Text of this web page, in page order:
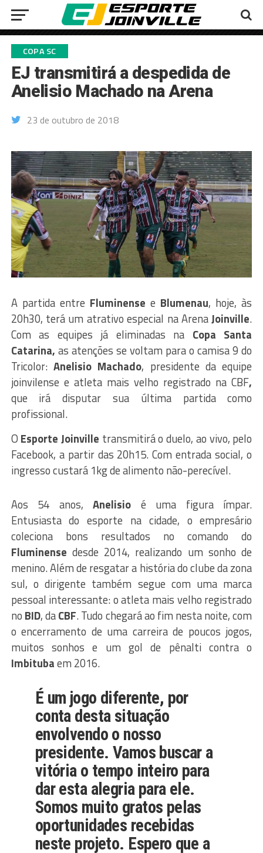
COPA SC
EJ transmitirá a despedida de
Anelisio Machado na Arena
23 de outubro de 2018
A partida entre Fluminense e Blumenau, hoje, às
20h30, terá um atrativo especial na ArenaJoinville.
Com as equipes já eliminadas na Copa Santa
Catarina, as atenções se voltam para o camisa 9 do
Tricolor: Anelisio Machado, presidente da equipe
joinvilense e atleta mais velho registrado na CBF,
que irá disputar sua última partida como
profissional.
O Esporte Joinville transmitirá o duelo, ao vivo, pelo
Facebook, a partir das 20h15. Com entrada social, o
ingresso custará 1kg de alimento não-perecível.
Aos 54 anos,Anelisio é uma figura ímpar.
Entusiasta do esporte na cidade, o empresário
coleciona bons resultados no comando do
Fluminense desde 2014, realizando um sonho de
menino. Além de resgatar a história do clube da zona
sul, o dirigente também segue com uma marca
pessoal interessante: o atleta mais velho registrado
no BID, daCBF. Tudo chegará ao fim nesta noite, com
o encerramento de uma carreira de poucos jogos,
muitos sonhos e um gol de pênalti contra o
Imbitubaem 2016.
É um jogo diferente, por
conta desta situação
envolvendo o nosso
presidente. Vamos buscar a
vitória o tempo inteiro para
dar esta alegria para ele.
Somos muito gratos pelas
oportunidades recebidas
neste projeto. Espero que a